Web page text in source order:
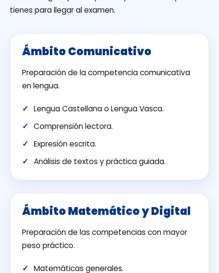
tienes para llegar al examen.
Ámbito Comunicativo
Preparación de la competencia comunicativa
en lengua.
Lengua Castellana o Lengua Vasca.
Comprensión lectora.
Expresión escrita.
Análisis de textos y práctica guiada.
Ámbito Matemático y Digital
Preparación de las competencias con mayor
peso práctico.
Matemáticas generales.